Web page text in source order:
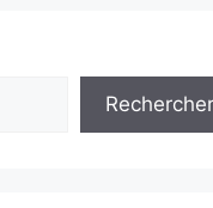
Rechercher